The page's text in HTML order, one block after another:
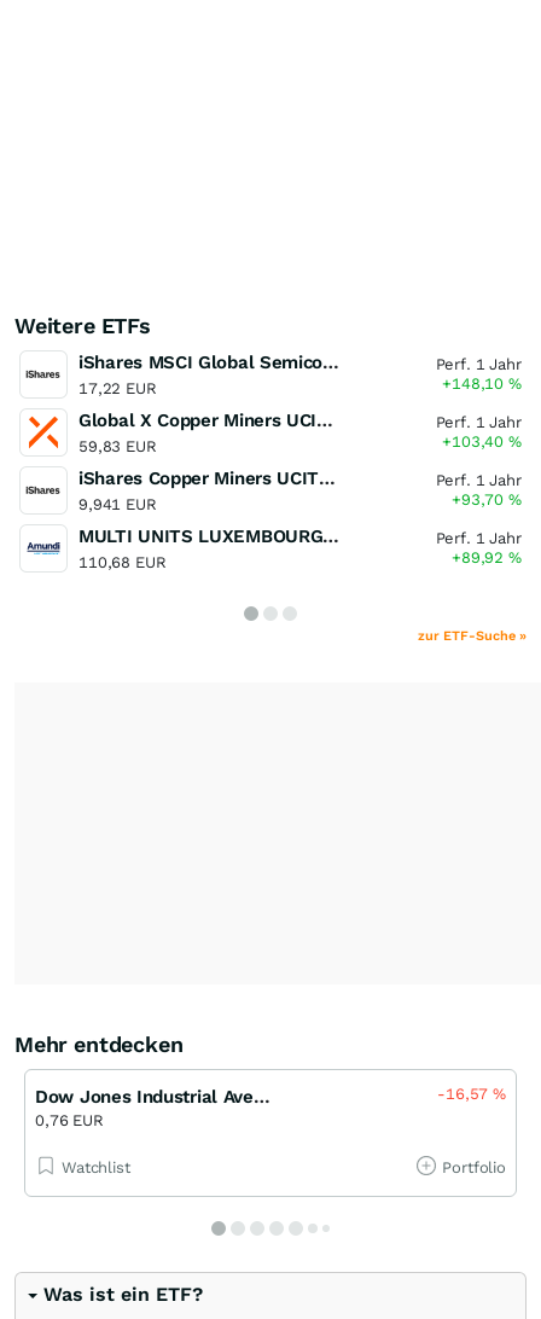
Weitere ETFs
iShares MSCI Global Semiconductors UCITS ETF USD (Acc)
17,22 EUR
Perf. 1 Jahr
+148,10%
Global X Copper Miners UCITS ETF USD Acc
59,83 EUR
Perf. 1 Jahr
+103,40%
iShares Copper Miners UCITS ETF
9,941 EUR
Perf. 1 Jahr
+93,70%
MULTI UNITS LUXEMBOURG - Lyxor MSCI Semiconductors ESG Filtered
110,68 EUR
Perf. 1 Jahr
+89,92%
zur ETF-Suche »
Mehr entdecken
Dow Jones Industrial Average Excess Return Endlos Turbo Short Open-End (UBS)
0,76 EUR
-16,57%
Watchlist Portfolio
Was ist ein ETF?